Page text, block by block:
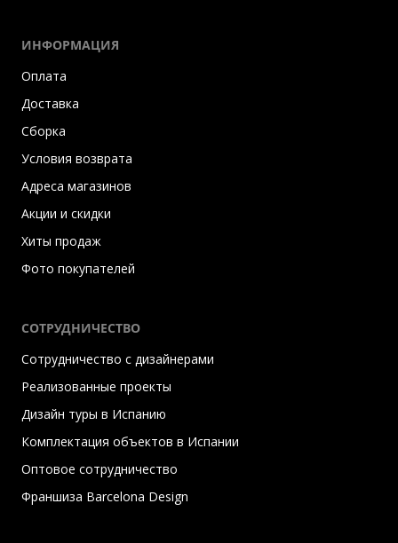
ИНФОРМАЦИЯ
Оплата
Доставка
Сборка
Условия возврата
Адреса магазинов
Акции и скидки
Хиты продаж
Фото покупателей
СОТРУДНИЧЕСТВО
Сотрудничество с дизайнерами
Реализованные проекты
Дизайн туры в Испанию
Комплектация объектов в Испании
Оптовое сотрудничество
Франшиза Barcelona Design